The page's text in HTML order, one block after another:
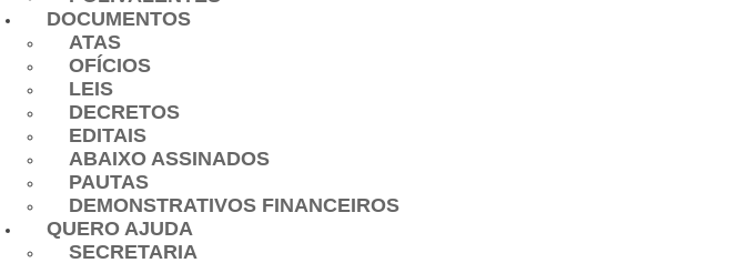
DOCUMENTOS
ATAS
OFÍCIOS
LEIS
DECRETOS
EDITAIS
ABAIXO ASSINADOS
PAUTAS
DEMONSTRATIVOS FINANCEIROS
QUERO AJUDA
SECRETARIA